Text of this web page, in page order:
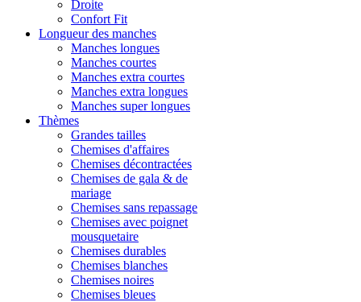
Droite
Confort Fit
Longueur des manches
Manches longues
Manches courtes
Manches extra courtes
Manches extra longues
Manches super longues
Thèmes
Grandes tailles
Chemises d'affaires
Chemises décontractées
Chemises de gala & de
mariage
Chemises sans repassage
Chemises avec poignet
mousquetaire
Chemises durables
Chemises blanches
Chemises noires
Chemises bleues